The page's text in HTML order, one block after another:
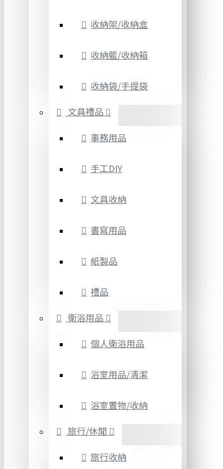
收納架/收納盒
收納籃/收納箱
收納袋/手提袋
文具禮品
事務用品
手工DIY
文具收納
書寫用品
紙製品
禮品
衛浴用品
個人衛浴用品
浴室用品/清潔
浴室置物/收納
旅行/休閒
旅行收納